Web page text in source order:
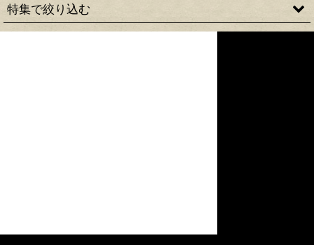
特集で絞り込む